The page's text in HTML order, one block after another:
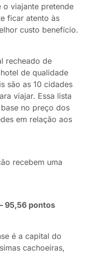
o viajante pretende
ficar atento às
custo benefício.
recheado de
de qualidade
são as 10 cidades
viajar. Essa lista
no preço dos
em relação aos
recebem uma
95,56 pontos
é a capital do
cachoeiras,